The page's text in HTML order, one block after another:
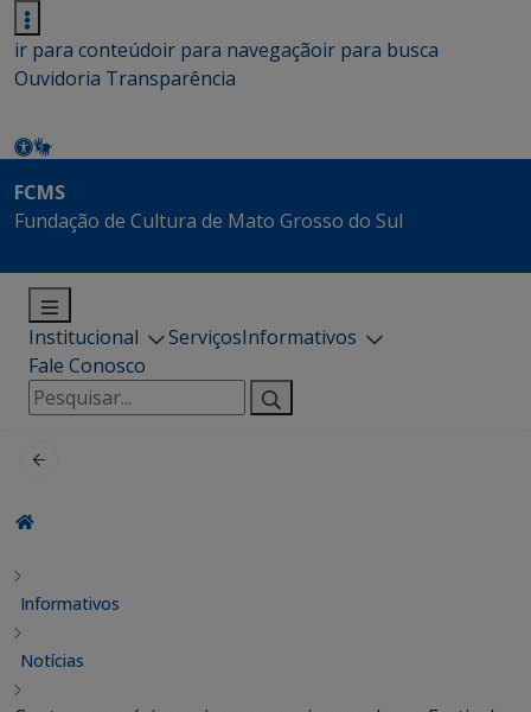
ir para conteúdoir para navegaçãoir para busca
Ouvidoria Transparência
FCMS
Fundação de Cultura de Mato Grosso do Sul
Institucional ServiçosInformativos
Fale Conosco
Pesquisar
por:
Informativos
Notícias